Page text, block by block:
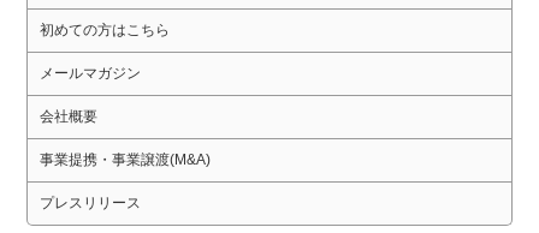
初めての方はこちら
メールマガジン
会社概要
事業提携・事業譲渡(M&A)
プレスリリース